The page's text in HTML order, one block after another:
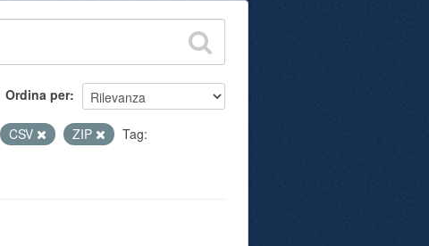
Ordina per
CSV ZIP
Tag: